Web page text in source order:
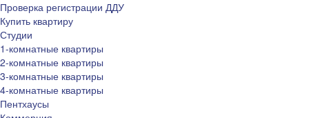
Проверка регистрации ДДУ
Купить квартиру
Студии
1-комнатные квартиры
2-комнатные квартиры
3-комнатные квартиры
4-комнатные квартиры
Пентхаусы